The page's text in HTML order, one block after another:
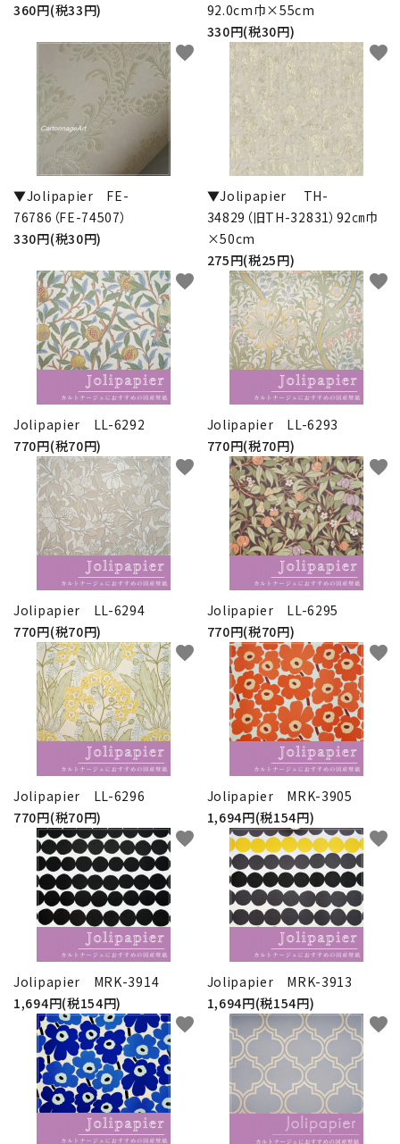
360円(税33円)
92.0cm巾×55cm
330円(税30円)
▼Jolipapier FE-
76786（FE-74507）
330円(税30円)
favorite
▼Jolipapier TH-
34829（旧TH-32831）92㎝巾
×50cm
275円(税25円)
favorite
Jolipapier LL-6292
770円(税70円)
favorite
Jolipapier LL-6293
770円(税70円)
favorite
Jolipapier LL-6294
770円(税70円)
favorite
Jolipapier LL-6295
770円(税70円)
favorite
Jolipapier LL-6296
770円(税70円)
favorite
Jolipapier MRK-3905
1,694円(税154円)
favorite
Jolipapier MRK-3914
1,694円(税154円)
favorite
Jolipapier MRK-3913
1,694円(税154円)
favorite
favorite favorite